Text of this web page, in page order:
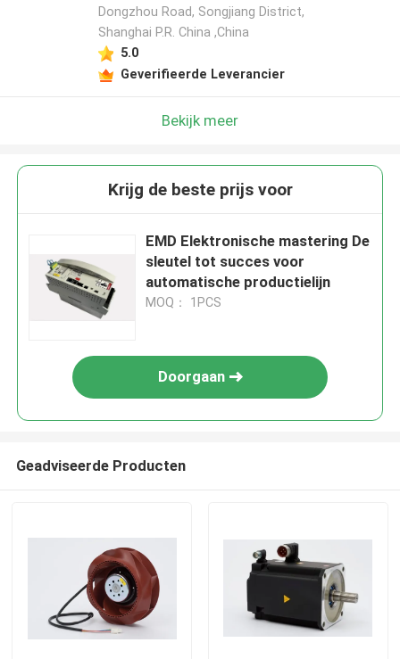
Dongzhou Road, Songjiang District,
Shanghai P.R. China ,China
5.0
Geverifieerde Leverancier
Bekijk meer
Krijg de beste prijs voor
EMD Elektronische mastering De
sleutel tot succes voor
automatische productielijn
MOQ： 1PCS
Doorgaan
Geadviseerde Producten